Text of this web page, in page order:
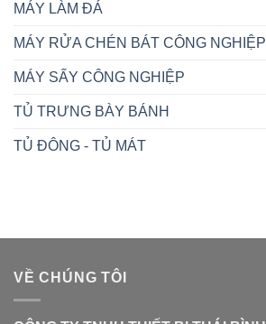
MÁY LÀM ĐÁ
MÁY RỬA CHÉN BÁT CÔNG NGHIỆP
MÁY SẤY CÔNG NGHIỆP
TỦ TRƯNG BÀY BÁNH
TỦ ĐÔNG - TỦ MÁT
VỀ CHÚNG TÔI